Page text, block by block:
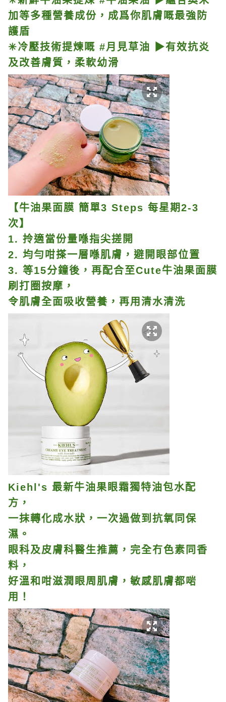
加等多種營養成份，成爲你肌膚嘅最強防
護盾
✳冷壓技術提煉嘅 #月見草油 ▶有效抗炎
及改善膚質，柔軟幼滑
【牛油果面膜 簡單3 Steps 每星期2-3
次】
1. 拎適當份量喺指尖搓開
2. 均勻咁搽一層喺肌膚，避開眼部位置
3. 等15分鐘後，再配合至Cute牛油果面膜
刷打圈按摩，
令肌膚全面吸收營養，再用清水清洗
Kiehl's 最新牛油果眼霜獨特油包水配
方，
一抹轉化成水狀，一次過做到抗氧同保
濕。
眼科及皮膚科醫生推薦，完全冇色素同香
料，
好溫和咁滋潤眼周肌膚，敏感肌膚都啱
用！